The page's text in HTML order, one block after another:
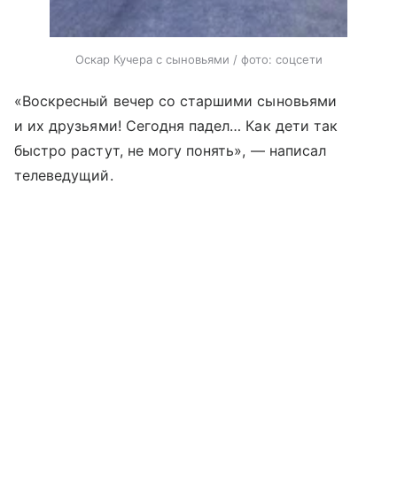
Оскар Кучера с сыновьями / фото: соцсети
«Воскресный вечер со старшими сыновьями
и их друзьями! Сегодня падел… Как дети так
быстро растут, не могу понять», — написал
телеведущий.